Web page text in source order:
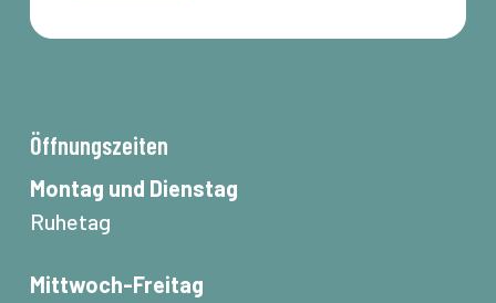
Öffnungszeiten
Montag und Dienstag
Ruhetag
Mittwoch-Freitag